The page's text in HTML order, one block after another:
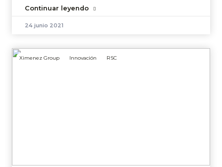
Continuar leyendo
24 junio 2021
Ximenez Group Innovación RSC